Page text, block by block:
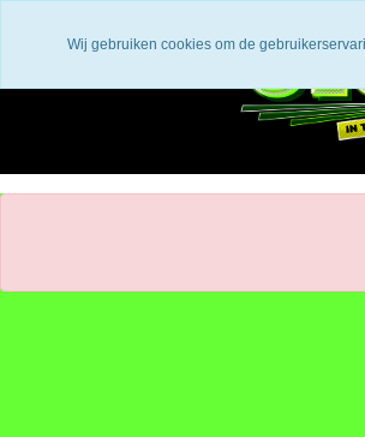
Wij gebruiken cookies om de